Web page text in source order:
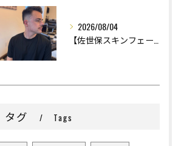
2026/08/04
タグ Tags